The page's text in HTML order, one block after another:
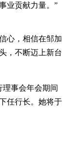
业贡献力量。”
心，相信在邹加
，不断迈上新台
事会年会期间
任行长。她将于